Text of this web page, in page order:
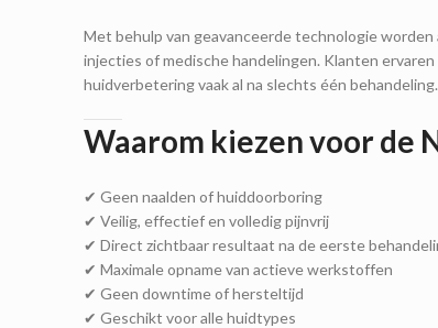
Met behulp van geavanceerde technologie
injecties of medische handelingen. Klanten
huidverbetering vaak al na slechts één behandeling.
Waarom kiezen voor de
✔ Geen naalden of huiddoorboring
✔ Veilig, effectief en volledig pijnvrij
✔ Direct zichtbaar resultaat na de eerste
✔ Maximale opname van actieve werkstoffen
✔ Geen downtime of hersteltijd
✔ Geschikt voor alle huidtypes